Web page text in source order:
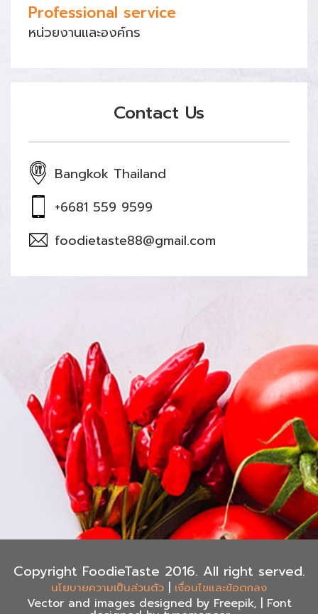
Professional service
หน่วยงานและองค์กร
Contact Us
Bangkok Thailand
+6681 559 9599
foodietaste88@gmail.com
Copyright FoodieTaste 2016. All right served.
นโยบายความเป็นส่วนตัว | เงื่อนไขและข้อตกลง
Vector and images designed by Freepik, | Font